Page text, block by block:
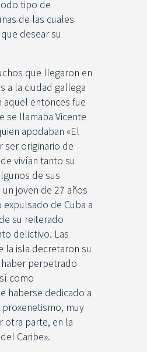
tipo de
de las cuales
desear su
que llegaron en
a la ciudad gallega
aquel entonces fue
se llamaba Vicente
apodaban «El
ser originario de
vivían tanto su
de sus
joven de 27 años
de Cuba a
su reiterado
delictivo. Las
la isla decretaron su
perpetrado
como
haberse dedicado a
muy
otra parte, en la
Caribe».